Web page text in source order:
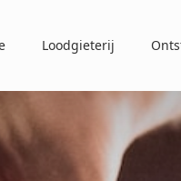
Loodgieterij